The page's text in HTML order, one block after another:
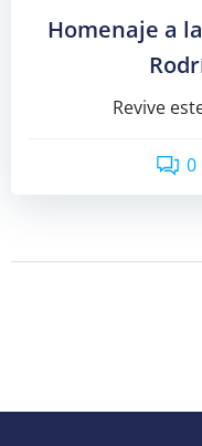
Homenaje a
Revive
0